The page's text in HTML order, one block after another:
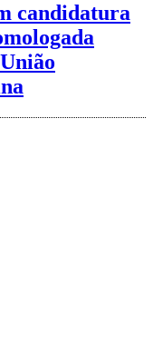
candidatura